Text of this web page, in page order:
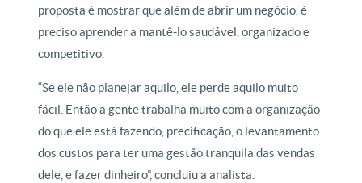
proposta é mostrar que além de abrir um negócio, é
preciso aprender a mantê-lo saudável, organizado e
competitivo.
“Se ele não planejar aquilo, ele perde aquilo muito
fácil. Então a gente trabalha muito com a organização
do que ele está fazendo, precificação, o levantamento
dos custos para ter uma gestão tranquila das vendas
dele, e fazer dinheiro”, concluiu a analista.